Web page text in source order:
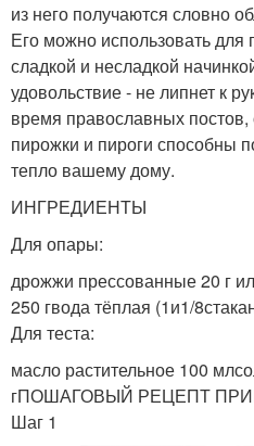
из него получаются словно
Его можно использовать для
сладкой и несладкой
удовольствие - не липнет к
время православных постов,
пирожки и пироги способны
тепло вашему дому.
ИНГРЕДИЕНТЫ
Для опары:
дрожжи прессованные 20 г
250 гвода тёплая (1и1/
Для теста:
масло растительное 100
гПОШАГОВЫЙ РЕЦЕПТ
Шаг 1